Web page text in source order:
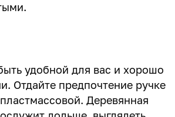
удобной для вас и хорошо
Отдайте предпочтение ручке
Деревянная